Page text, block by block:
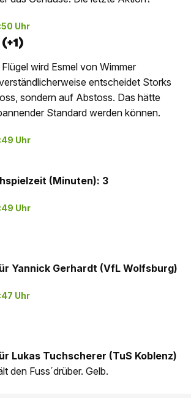
Uhr
wird Esmel von Wimmer
entscheidet Storks
sondern auf Abstoss. Das hätte
Standard werden können.
Uhr
(Minuten): 3
Uhr
Yannick Gerhardt (VfL Wolfsburg)
Uhr
Lukas Tuchscherer (TuS Koblenz)
den Fuss´drüber. Gelb.